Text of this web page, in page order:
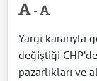
-
Yargı kararıyla
değiştiği
pazarlıkları ve